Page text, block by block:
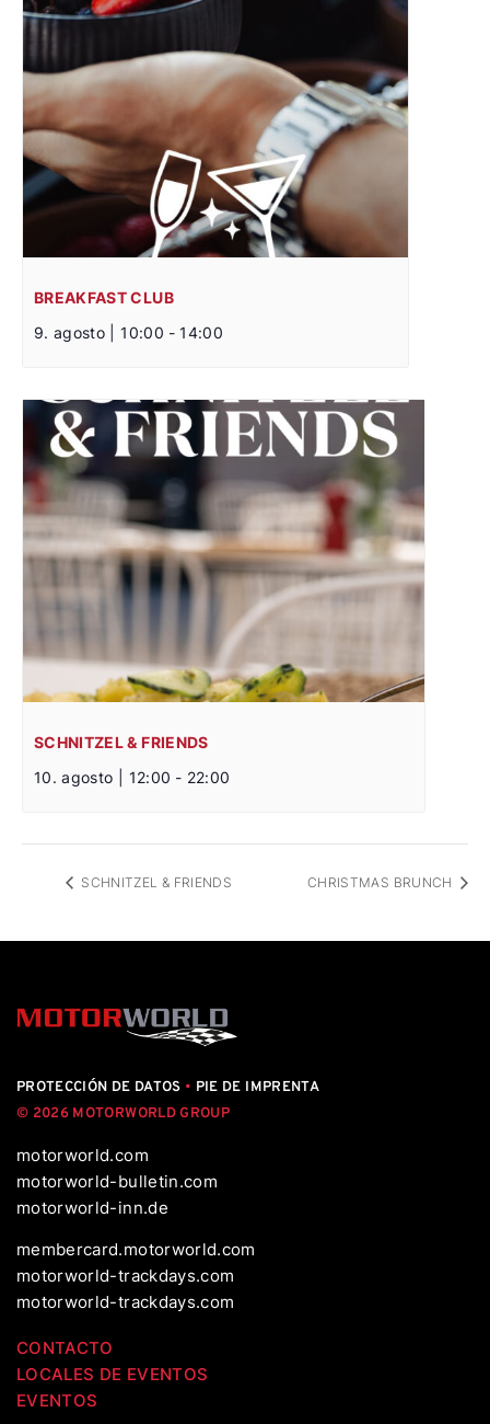
BREAKFAST CLUB
9. agosto | 10:00 - 14:00
SCHNITZEL & FRIENDS
10. agosto | 12:00 - 22:00
SCHNITZEL & FRIENDS CHRISTMAS BRUNCH
PROTECCIÓN DE DATOS • PIE DE IMPRENTA
© 2026 MOTORWORLD GROUP
motorworld.com
motorworld-bulletin.com
motorworld-inn.de
membercard.motorworld.com
motorworld-trackdays.com
motorworld-trackdays.com
CONTACTO
LOCALES DE EVENTOS
EVENTOS